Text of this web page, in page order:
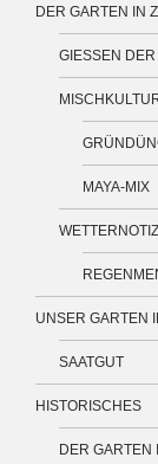
DER GARTEN IN
GIESSEN DER
MAYA-MIX
UNSER GARTEN
SAATGUT
HISTORISCHES
DER GARTEN